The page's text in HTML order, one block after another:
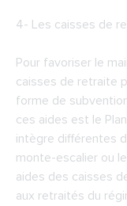
4- Les caisses de
Pour favoriser le
caisses de retraite
forme de
ces aides est le
intègre différentes
monte-escalier ou
aides des caisses
aux retraités du